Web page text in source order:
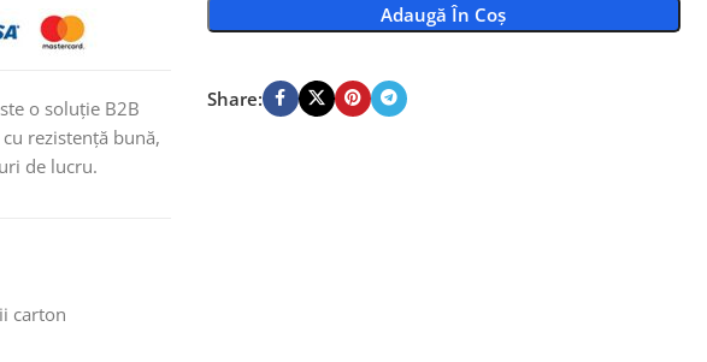
o soluție B2B
rezistență bună,
de lucru.
carton
Adaugă În Coș
Share: